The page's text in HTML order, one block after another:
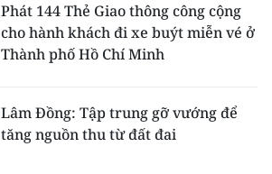
Phát 144 Thẻ Giao thông công cộng
cho hành khách đi xe buýt miễn vé ở
Thành phố Hồ Chí Minh
Lâm Đồng: Tập trung gỡ vướng để
tăng nguồn thu từ đất đai